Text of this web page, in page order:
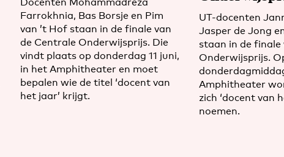
Farrokhnia, Bas Borsje en Pim
van ’t Hof staan in de finale van
de Centrale Onderwijsprijs. Die
vindt plaats op donderdag 11 juni,
in het Amphitheater en moet
bepalen wie de titel ‘docent van
het jaar’ krijgt.
UT-docenten
Jasper de Jong
staan in de finale
Onderwijsprijs.
Amphitheater
zich ‘docent van
noemen.